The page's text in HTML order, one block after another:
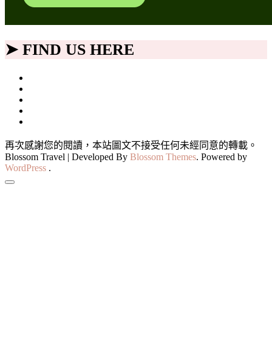
➤ FIND US HERE
再次感謝您的閱讀，本站圖文不接受任何未經同意的轉載。
Blossom Travel | Developed By Blossom Themes. Powered by
WordPress .